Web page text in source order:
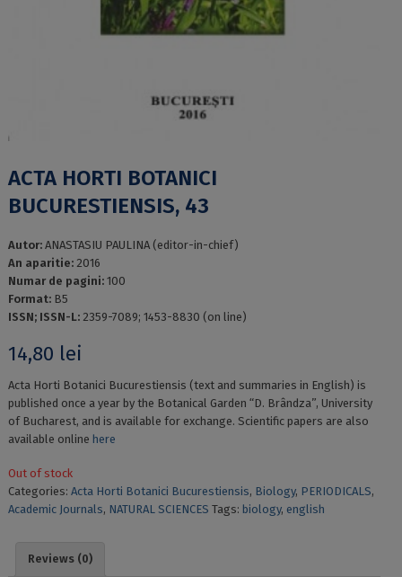
ACTA HORTI BOTANICI
BUCURESTIENSIS, 43
Autor: ANASTASIU PAULINA (editor-in-chief)
An aparitie: 2016
Numar de pagini: 100
Format: B5
ISSN; ISSN-L: 2359-7089; 1453-8830 (on line)
14,80 lei
Acta Horti Botanici Bucurestiensis (text and summaries in English) is
published once a year by the Botanical Garden “D. Brândza”, University
of Bucharest, and is available for exchange. Scientific papers are also
available online here
Out of stock
Categories: Acta Horti Botanici Bucurestiensis, Biology, PERIODICALS,
Academic Journals, NATURAL SCIENCES Tags: biology, english
Reviews (0)